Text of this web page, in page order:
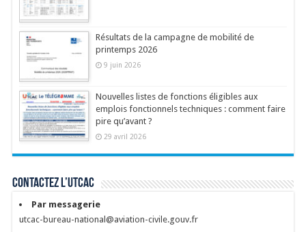
Résultats de la campagne de mobilité de
printemps 2026
9 juin 2026
Nouvelles listes de fonctions éligibles aux
emplois fonctionnels techniques : comment faire
pire qu’avant ?
29 avril 2026
Contactez l’UTCAC
Par messagerie
utcac-bureau-national@aviation-civile.gouv.fr